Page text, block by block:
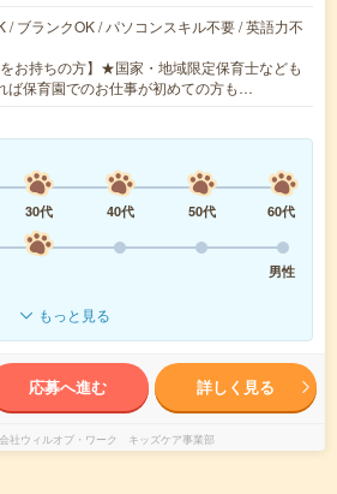
/ ブランクOK / パソコンスキル不要 / 英語力不
をお持ちの方】★国家・地域限定保育士なども
ば保育園でのお仕事が初めての方も…
30代 40代 50代
60代
男性
もっと見る
応募へ進む 詳しく見る
社ウィルオブ・ワーク キッズケア事業部